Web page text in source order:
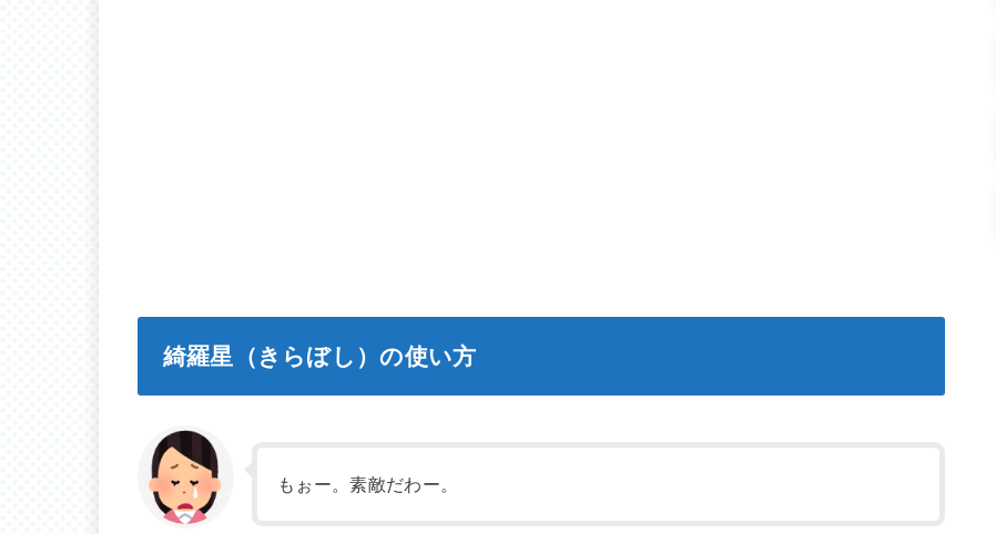
綺羅星（きらぼし）の使い方
もぉー。素敵だわー。